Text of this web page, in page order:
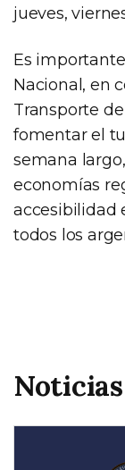
jueves,
Es
Nacional, en
Transporte
fomentar el
semana
economías
accesibilidad
todos los